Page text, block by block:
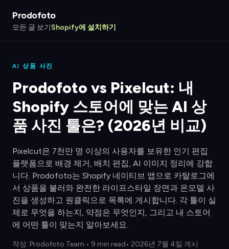
Prodofoto
모든 글 보기Shopify에 설치하기
AI 상품 사진
Prodofoto vs Pixelcut: 내
Shopify 스토어에 맞는 AI 상
품 사진 툴은? (2026년 비교)
Pixelcut은 7천만 명 이상의 사용자를 보유한 인기 편집
플랫폼으로 배경 제거, 배치 편집, AI 이미지 정리에 강합
니다. Prodofoto는 Shopify 네이티브 앱으로 카탈로그에
서 상품을 불러와 완전한 라이프스타일 장면과 온모델 사
진을 생성하고 원클릭으로 목록에 게시합니다. 각 툴이 실
제로 무엇을 하는지, 약점은 무엇인지, 그리고 내 스토어
에 어떤 툴이 맞는지 알아보세요.
작성: Prodofoto Team • 9 min read• 2026년 7월 4일 게시